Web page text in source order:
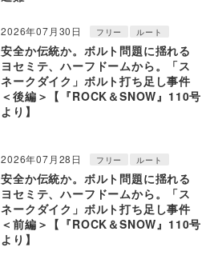
2026年07月30日 フリー ルート
安全か伝統か。ボルト問題に揺れる
ヨセミテ、ハーフドームから。「ス
ネークダイク」ボルト打ち足し事件
＜後編＞【『ROCK＆SNOW』110号
より】
2026年07月28日 フリー ルート
安全か伝統か。ボルト問題に揺れる
ヨセミテ、ハーフドームから。「ス
ネークダイク」ボルト打ち足し事件
＜前編＞【『ROCK＆SNOW』110号
より】